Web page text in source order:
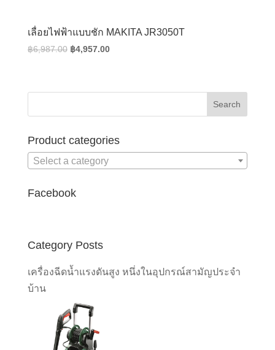
เลื่อยไฟฟ้าแบบชัก MAKITA JR3050T
฿6,987.00 Original
฿6,987.00.
฿4,957.00Current
฿4,957.00.
Product categories
Select a category
Facebook
Category Posts
เครื่องฉีดน้ำแรงดันสูง หนึ่งในอุปกรณ์สามัญประจำ
บ้าน